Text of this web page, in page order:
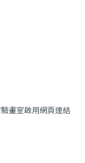
畫室啟用網頁連結